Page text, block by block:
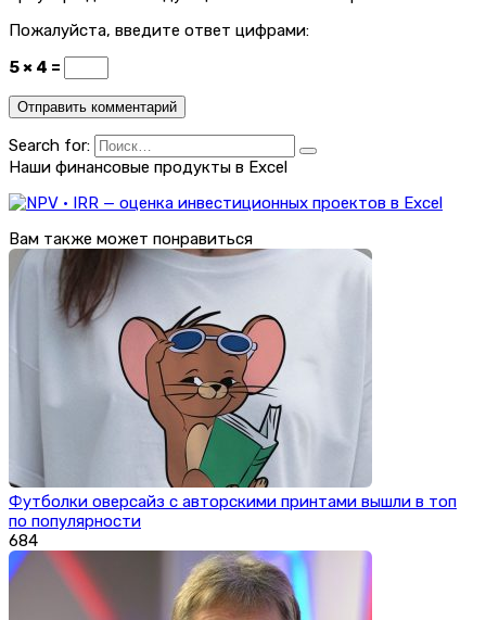
Пожалуйста, введите ответ цифрами:
5 × 4 =
Search for:
Наши финансовые продукты в Excel
Вам также может понравиться
Футболки оверсайз с авторскими принтами вышли в топ
по популярности
684